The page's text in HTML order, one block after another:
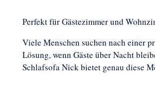
Perfekt für Gästezimmer und
Viele Menschen suchen nach einer
Lösung, wenn Gäste über Nacht
Schlafsofa Nick bietet genau diese